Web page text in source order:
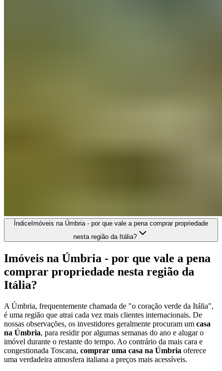
Índice Imóveis na Úmbria - por que vale a pena comprar propriedade
nesta região da Itália?
Imóveis na Úmbria - por que vale a pena
comprar propriedade nesta região da
Itália?
A Úmbria, frequentemente chamada de "o coração verde da Itália",
é uma região que atrai cada vez mais clientes internacionais. De
nossas observações, os investidores geralmente procuram um casa
na Úmbria, para residir por algumas semanas do ano e alugar o
imóvel durante o restante do tempo. Ao contrário da mais cara e
congestionada Toscana, comprar uma casa na Úmbria oferece
uma verdadeira atmosfera italiana a preços mais acessíveis.